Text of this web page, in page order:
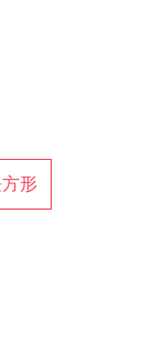
方形